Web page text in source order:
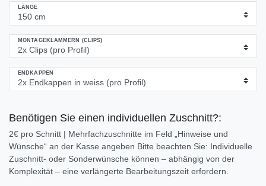
LÄNGE
MONTAGEKLAMMERN (CLIPS)
ENDKAPPEN
Benötigen Sie einen individuellen Zuschnitt?:
2€ pro Schnitt | Mehrfachzuschnitte im Feld „Hinweise und
Wünsche“ an der Kasse angeben Bitte beachten Sie: Individuelle
Zuschnitt- oder Sonderwünsche können – abhängig von der
Komplexität – eine verlängerte Bearbeitungszeit erfordern.